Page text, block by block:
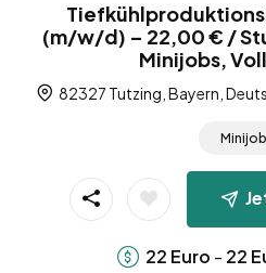
(m/w/d) – 22,00 € /
Minijobs,
82327 Tutzing, Bayern,
Minijob
22 Euro - 22